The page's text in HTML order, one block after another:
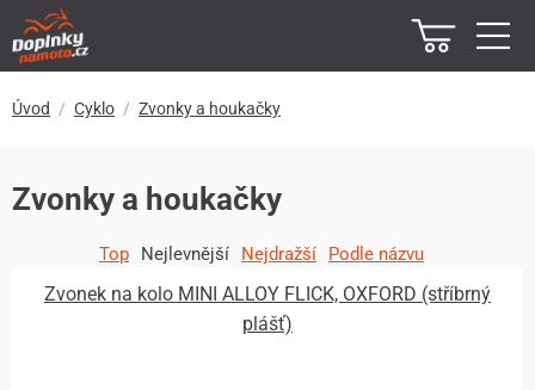
Úvod Cyklo Zvonky a houkačky
Zvonky a houkačky
Top Nejlevnější Nejdražší Podle názvu
Zvonek na kolo MINI ALLOY FLICK, OXFORD (stříbrný
plášť)